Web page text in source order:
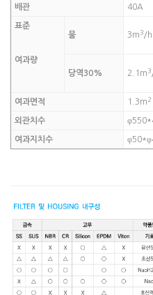
배관 40A
표준
여과량
물 3m 3 /
당역30% 2.1m 3
여과면적 1.3m 2
외관치수
여과지치수